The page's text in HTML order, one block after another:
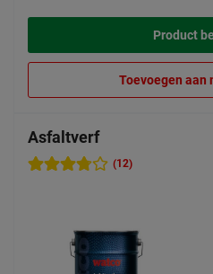
Product
Toevoegen aan
Asfaltverf
(12)